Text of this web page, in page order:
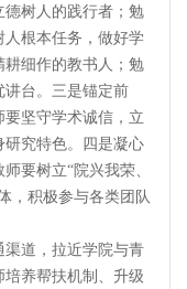
德树人的践行者；勉
人根本任务，做好学
细作的教书人；勉
讲台。三是锚定前
坚守学术诚信，立
研究特色。四是凝心
要树立“院兴我荣、
，积极参与各类团队
渠道，拉近学院与青
养帮扶机制、升级